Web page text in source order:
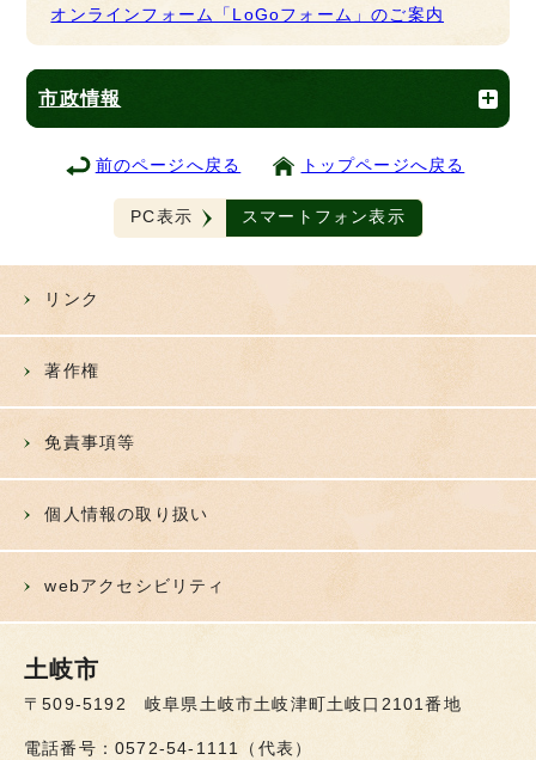
オンラインフォーム「LoGoフォーム」のご案内
市政情報
前のページへ戻る トップページへ戻る
PC表示 スマートフォン表示
リンク
著作権
免責事項等
個人情報の取り扱い
webアクセシビリティ
土岐市
〒509-5192 岐阜県土岐市土岐津町土岐口2101番地
電話番号：0572-54-1111（代表）